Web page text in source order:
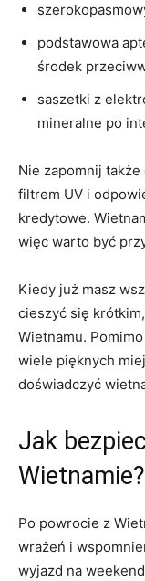
podstawowa
środek
saszetki z
mineralne po
Nie​ zapomnij
filtrem‍ UV i
kredytowe.
⁤więc ‌warto być
Kiedy już masz
cieszyć ⁣się⁣
Wietnamu.
wiele pięknych
doświadczyć⁢
Jak
Wietnamie?
Po powrocie‍ z⁣
wrażeń ​i
‌wyjazd ​na